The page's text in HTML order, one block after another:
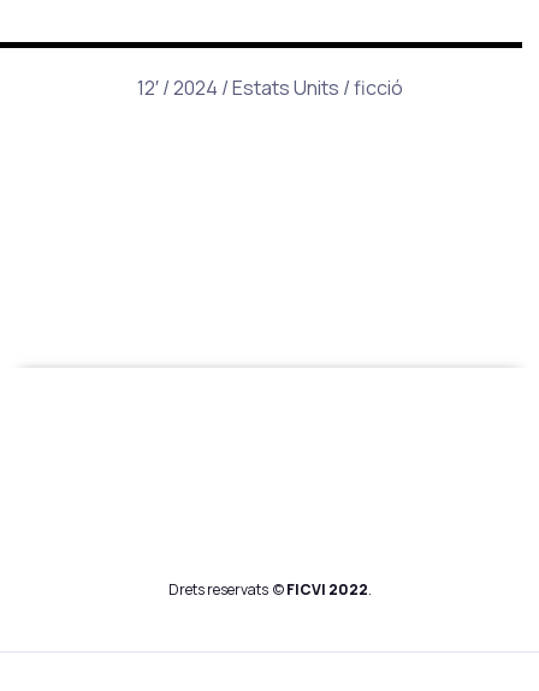
12′ / 2024 / Estats Units / ficció
Drets reservats ©FICVI 2022.